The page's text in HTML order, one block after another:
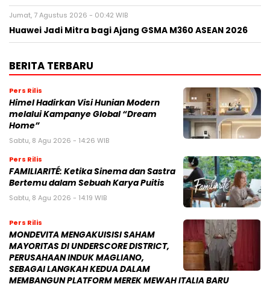
Jumat, 7 Agustus 2026 - 00:42 WIB
Huawei Jadi Mitra bagi Ajang GSMA M360 ASEAN 2026
BERITA TERBARU
Pers Rilis
Himel Hadirkan Visi Hunian Modern
melalui Kampanye Global “Dream
Home”
Sabtu, 8 Agu 2026 - 14:26 WIB
Pers Rilis
FAMILIARITÉ: Ketika Sinema dan Sastra
Bertemu dalam Sebuah Karya Puitis
Sabtu, 8 Agu 2026 - 14:19 WIB
Pers Rilis
MONDEVITA MENGAKUISISI SAHAM
MAYORITAS DI UNDERSCORE DISTRICT,
PERUSAHAAN INDUK MAGLIANO,
SEBAGAI LANGKAH KEDUA DALAM
MEMBANGUN PLATFORM MEREK MEWAH ITALIA BARU